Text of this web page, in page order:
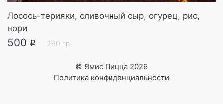
Лосось-терияки, сливочный сыр, огурец, рис,
нори
500 R 280 гр.
© Ямис Пицца 2026
Политика конфиденциальности